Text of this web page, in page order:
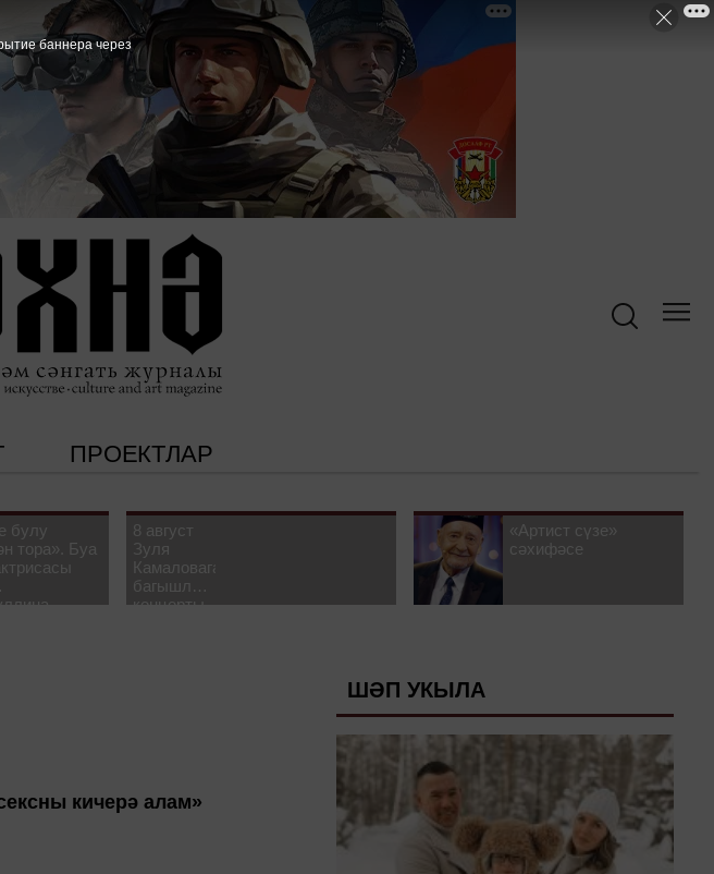
ПРОЕКТЛАР
булу
тора». Буа
8 август
Зуля
Камаловага
багышлау
концерты
«Артист сүзе»
сәхифәсе
кичерә алам»
ШӘП УКЫЛА
баннера через